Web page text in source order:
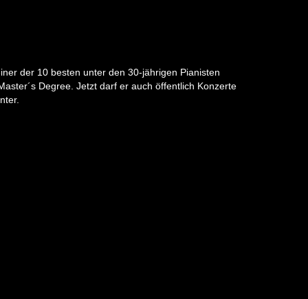
der 10 besten unter den 30-jährigen Pianisten
Degree. Jetzt darf er auch öffentlich Konzerte